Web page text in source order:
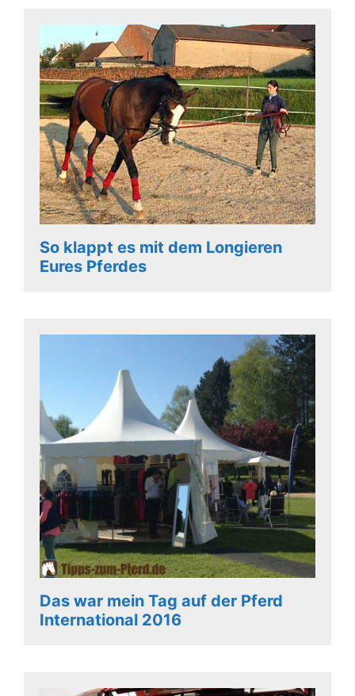
So klappt es mit dem Longieren
Eures Pferdes
Das war mein Tag auf der Pferd
International 2016